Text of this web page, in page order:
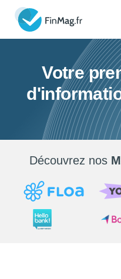
Votre
Découvrez nos